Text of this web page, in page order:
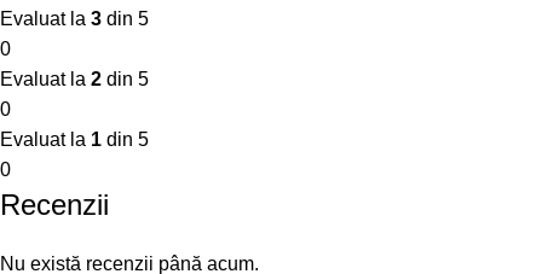
Evaluat la 3 din 5
0
Evaluat la 2 din 5
0
Evaluat la 1 din 5
0
Recenzii
Nu există recenzii până acum.